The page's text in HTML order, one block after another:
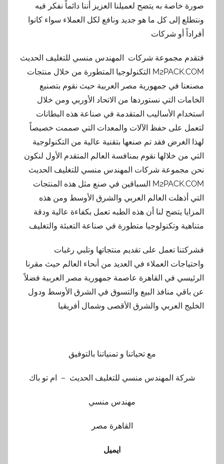
صورة خاصة به يتضح لعميلنا العزيز أننا دائماً نفكر فيه
ونتطلع إلى كل ما هو جديد ونافع لكل العملاء سواء كانوا
أفراداً أو شركات
فتقدم مجموعة شركات المهندس منسي للتغليف الحديث
M2PACK.COM التكنولوجيا المتطورة من خلال منتجات
مصنعنا في جمهورية مصر العربية حيث نقوم بتصنيع
الخامات التي نستوردها من الاتحاد الأوربي ومن خلال
استخدام الأساليب المتقدمة في صناعة هذه البطانات
لتعمل على حفظ الآلات والمعدات التي صممت خصيصاً
لهذا الغرض فقد تم صنعها بتقنية عالية من التكنولوجية
التي من خلالها نقوم بمنافسة العالم المتقدم الأول لنكون
نحن مجموعة شركات المهندس منسي للتغليف الحديث
M2PACK.COM السباقين في صنع مثل هذه المنتجات
التي أذهلت العالم العربي والشرق الأوسط ومن هذه
المزايا يتضح لنا أن هذه الطبه تعمل بكفاءة عالية ودقة
متناهية وتكنولوجيا متطورة في صناعة التعبئة والتغليف
فشركتنا تعمل على تقديم منتجاتها وتلبي رغبات
واحتياجات العملاء في العديد من أنحاء العالم حيث مقرنا
الرئيسي في القاهرة عاصمة جمهورية مصر العربية فضلاً
عن باقي منافذ البيع والتسوق في الشرق الأوسط ودول
الخليج العربي والشرق الأقصى وشمال أفريقيا
مع تحياتنا و تمنياتنا بالتوفيق
شركة المهندس منسي للتغليف الحديث – ام تو باك
مهندس منسي
القاهرة مصر
ايميل